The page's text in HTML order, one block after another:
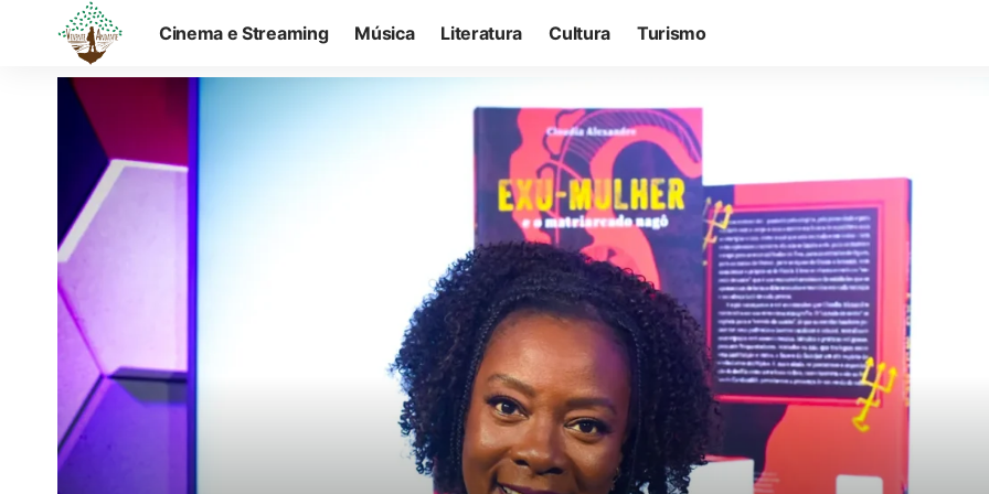
Cinema e Streaming Música Literatura Cultura Turismo